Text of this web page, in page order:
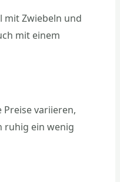
mit Zwiebeln und
mit einem
Preise variieren,
ruhig ein wenig